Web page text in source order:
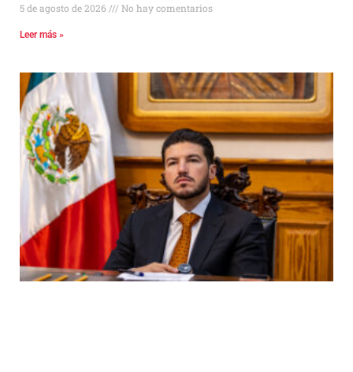
5 de agosto de 2026 No hay comentarios
Leer más »